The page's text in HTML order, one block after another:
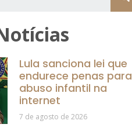
Lula sanciona lei que
endurece penas para
abuso infantil na
internet
7 de agosto de 2026